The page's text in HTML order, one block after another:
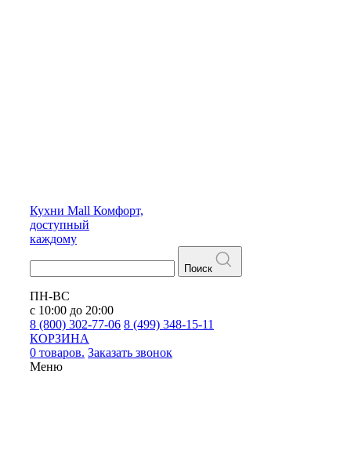
Кухни Mall Комфорт,
доступный
каждому
Поиск
ПН-ВС
с 10:00 до 20:00
8 (800) 302-77-06 8 (499) 348-15-11
КОРЗИНА
0 товаров. Заказать звонок
Меню